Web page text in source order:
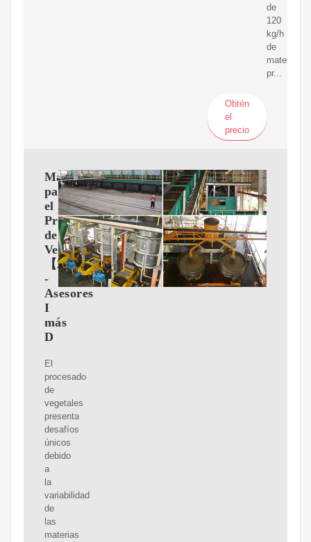
de
120
kg/h
de
materia
pr...
Obtén
el
precio
Máquinas
para
el
Procesado
de
Vegetales
【2024】
-
Asesores
I
más
D
El
procesado
de
vegetales
presenta
desafíos
únicos
debido
a
la
variabilidad
de
las
materias